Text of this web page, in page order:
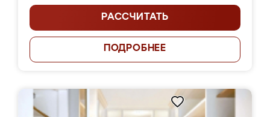
РАССЧИТАТЬ
ПОДРОБНЕЕ